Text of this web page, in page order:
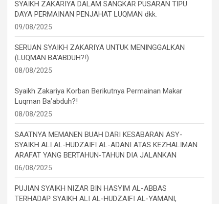
SYAIKH ZAKARIYA DALAM SANGKAR PUSARAN TIPU
DAYA PERMAINAN PENJAHAT LUQMAN dkk.
09/08/2025
SERUAN SYAIKH ZAKARIYA UNTUK MENINGGALKAN
(LUQMAN BA’ABDUH?!)
08/08/2025
Syaikh Zakariya Korban Berikutnya Permainan Makar
Luqman Ba’abduh?!
08/08/2025
SAATNYA MEMANEN BUAH DARI KESABARAN ASY-
SYAIKH ALI AL-HUDZAIFI AL-ADANI ATAS KEZHALIMAN
ARAFAT YANG BERTAHUN-TAHUN DIA JALANKAN
06/08/2025
PUJIAN SYAIKH NIZAR BIN HASYIM AL-ABBAS
TERHADAP SYAIKH ALI AL-HUDZAIFI AL-YAMANI,